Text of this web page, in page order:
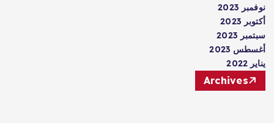
نوفمبر 2023
أكتوبر 2023
سبتمبر 2023
أغسطس 2023
يناير 2022
Archives